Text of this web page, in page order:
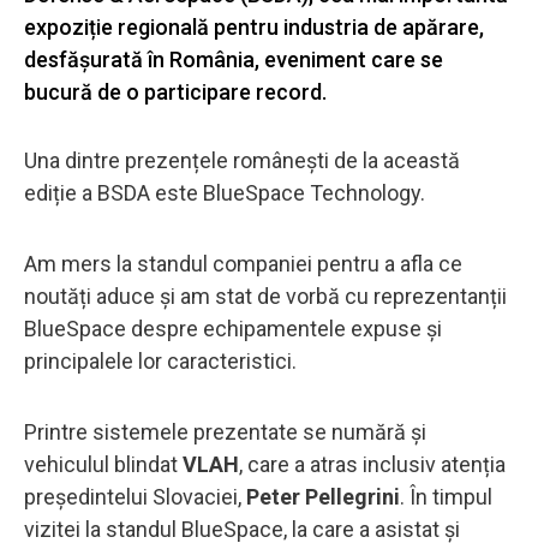
expoziție regională pentru industria de apărare,
desfășurată în România, eveniment care se
bucură de o participare record.
Una dintre prezențele românești de la această
ediție a BSDA este BlueSpace Technology.
Am mers la standul companiei pentru a afla ce
noutăți aduce și am stat de vorbă cu reprezentanții
BlueSpace despre echipamentele expuse și
principalele lor caracteristici.
Printre sistemele prezentate se numără și
vehiculul blindatVLAH, care a atras inclusiv atenția
președintelui Slovaciei, Peter Pellegrini. În timpul
vizitei la standul BlueSpace, la care a asistat și